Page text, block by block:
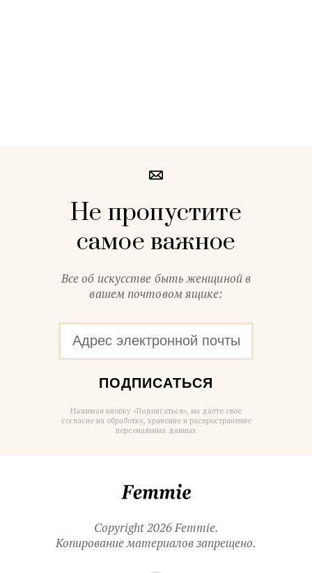
Не пропустите
самое важное
Все об искусстве быть женщиной в
вашем почтовом ящике:
ПОДПИСАТЬСЯ
Нажимая кнопку «Подписаться», вы даете свое
согласие на обработку, хранение и распространение
персональных данных
Copyright 2026 Femmie.
Копирование материалов запрещено.